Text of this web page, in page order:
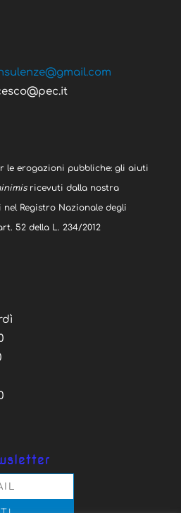
le erogazioni pubbliche: gli aiuti
ricevuti dalla nostra
Registro Nazionale degli
52 della L. 234/2012